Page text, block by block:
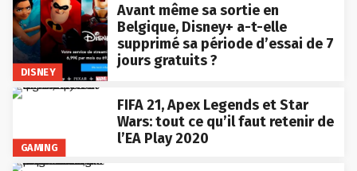
DISNEY
Avant même sa sortie en
Belgique, Disney+ a-t-elle
supprimé sa période d’essai de 7
jours gratuits ?
GAMING
FIFA 21, Apex Legends et Star
Wars: tout ce qu’il faut retenir de
l’EA Play 2020